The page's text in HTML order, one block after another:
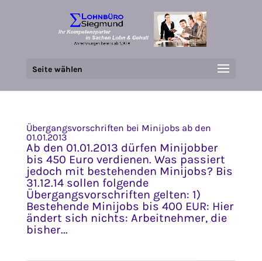
Seite wählen
Übergangsvorschriften bei Minijobs ab den
01.01.2013
Ab den 01.01.2013 dürfen Minijobber
bis 450 Euro verdienen. Was passiert
jedoch mit bestehenden Minijobs? Bis
31.12.14 sollen folgende
Übergangsvorschriften gelten: 1)
Bestehende Minijobs bis 400 EUR: Hier
ändert sich nichts: Arbeitnehmer, die
bisher...